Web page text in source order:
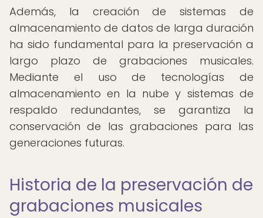
Además, la creación de sistemas de
almacenamiento de datos de larga duración
ha sido fundamental para la preservación a
largo plazo de grabaciones musicales.
Mediante el uso de tecnologías de
almacenamiento en la nube y sistemas de
respaldo redundantes, se garantiza la
conservación de las grabaciones para las
generaciones futuras.
Historia de la preservación de
grabaciones musicales